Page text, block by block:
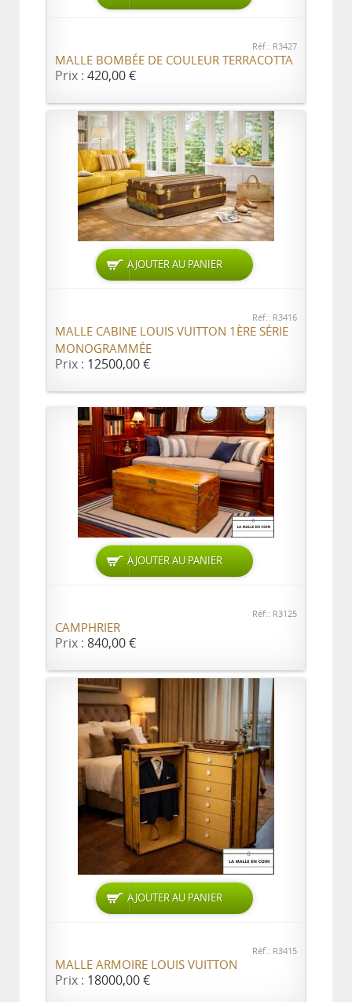
Réf.: R3427
MALLE BOMBÉE DE COULEUR TERRACOTTA
Prix : 420,00 €
AJOUTER AU PANIER
Réf.: R3416
MALLE CABINE LOUIS VUITTON 1ÈRE SÉRIE
MONOGRAMMÉE
Prix : 12500,00 €
AJOUTER AU PANIER
Réf.: R3125
CAMPHRIER
Prix : 840,00 €
AJOUTER AU PANIER
Réf.: R3415
MALLE ARMOIRE LOUIS VUITTON
Prix : 18000,00 €